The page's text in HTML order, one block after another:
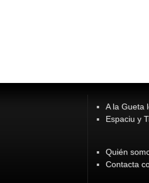
A la Gueta
Espaciu y
Quién
Contacta